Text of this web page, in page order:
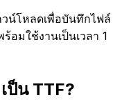
วน์โหลดเพื่อบันทึกไฟล์
มใช้งานเป็นเวลา 1
ป็น TTF?